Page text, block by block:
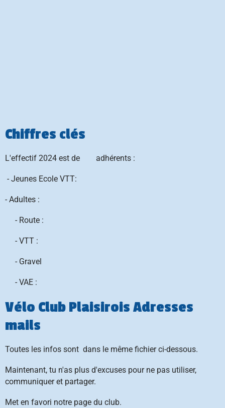
Chiffres clés
L'effectif 2024 est de adhérents :
- Jeunes Ecole VTT:
- Adultes :
- Route :
- VTT :
- Gravel
- VAE :
Vélo Club Plaisirois Adresses
mails
Toutes les infos sont dans le même fichier ci-dessous.
Maintenant, tu n'as plus d'excuses pour ne pas utiliser,
communiquer et partager.
Met en favori notre page du club.